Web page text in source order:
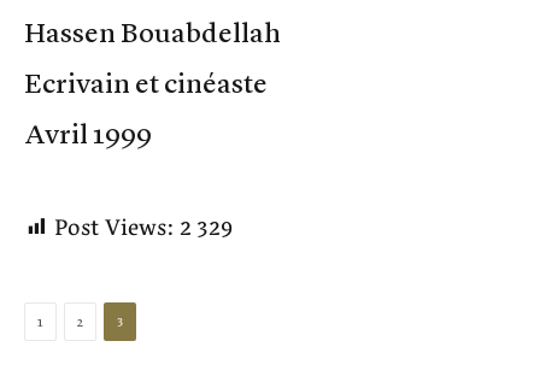
Hassen Bouabdellah
Ecrivain et cinéaste
Avril 1999
Post Views:2 329
1 2 3